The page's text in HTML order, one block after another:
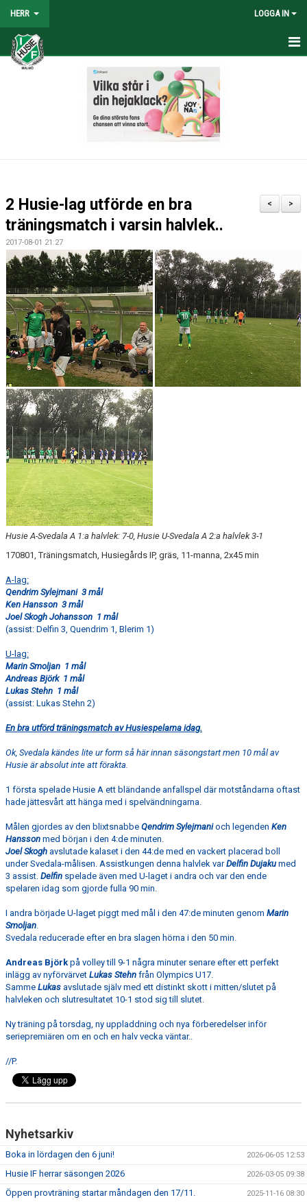
HERR LOGGA IN
HEM
MATCHER
BILDGALLERI
KONTAKT
>
<
2 Husie-lag utförde en bra
träningsmatch i varsin halvlek..
2017-08-01 21:27
Husie A-Svedala A 1:a halvlek: 7-0, Husie U-Svedala A 2:a halvlek 3-1
170801, Träningsmatch, Husiegårds IP, gräs, 11-manna, 2x45 min
A-lag:
Qendrim Sylejmani 3 mål
Ken Hansson 3 mål
Joel Skogh Johansson 1 mål
(assist: Delfin 3, Quendrim 1, Blerim 1)
U-lag:
Marin Smoljan 1 mål
Andreas Björk 1 mål
Lukas Stehn 1 mål
(assist: Lukas Stehn 2)
En bra utförd träningsmatch av Husiespelarna idag.
Ok, Svedala kändes lite ur form så här innan säsongstart men 10 mål av
Husie är absolut inte att förakta.
1 första spelade Husie A ett bländande anfallspel där motståndarna oftast
hade jättesvårt att hänga med i spelvändningarna.
Målen gjordes av den blixtsnabbe Qendrim Sylejmanioch legenden Ken
Hansson med början i den 4:de minuten.
Joel Skogh avslutade kalaset i den 44:de med en vackert placerad boll
under Svedala-målisen. Assistkungen denna halvlek varDelfin Dujaku med
3 assist. Delfin spelade även med U-laget i andra och var den ende
spelaren idag som gjorde fulla 90 min.
I andra började U-laget piggt med mål i den 47:de minuten genom Marin
Smoljan.
Svedala reducerade efter en bra slagen hörna i den 50 min.
Andreas Björkpå volley till 9-1 några minuter senare efter ett perfekt
inlägg av nyförvärvet Lukas Stehn från Olympics U17.
Samme Lukas avslutade själv med ett distinkt skott i mitten/slutet på
halvleken och slutresultatet 10-1 stod sig till slutet.
Ny träning på torsdag, ny uppladdning och nya förberedelser inför
seriepremiären om en och en halv vecka väntar..
//P.
Nyhetsarkiv
Boka in lördagen den 6 juni! 2026-06-05 12:53
Husie IF herrar säsongen 2026 2026-03-05 09:38
Öppen provträning startar måndagen den 17/11. 2025-11-16 08:30